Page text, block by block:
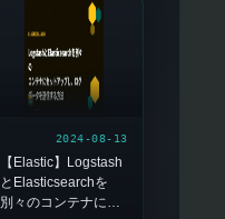
2024-08-13
【Elastic】Logstash
とElasticsearchを
別々のコンテナにセ